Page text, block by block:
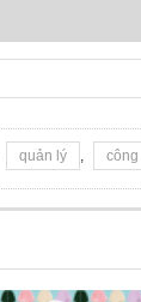
quản lý , công